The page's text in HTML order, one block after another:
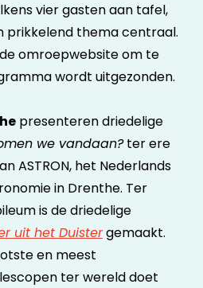
vier gasten aan tafel,
prikkelend thema centraal.
omroepwebsite om te
wordt uitgezonden.
presenteren driedelige
we vandaan?ter ere
ASTRON, het Nederlands
in Drenthe. Ter
is de driedelige
uit het Duistergemaakt.
en meest
ter wereld doet